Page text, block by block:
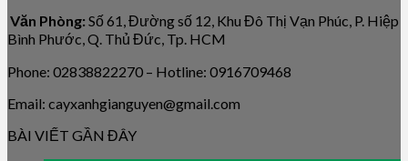
Văn Phòng: Số 61, Đường số 12, Khu Đô Thị Vạn Phúc, P. Hiệp
Bình Phước, Q. Thủ Đức, Tp. HCM
Phone: 02838822270 – Hotline: 0916709468
Email: cayxanhgianguyen@gmail.com
BÀI VIẾT GẦN ĐÂY